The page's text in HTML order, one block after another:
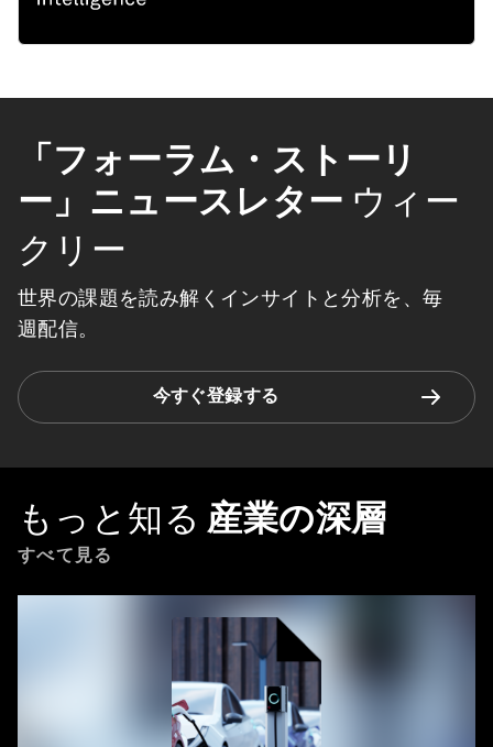
「フォーラム・ストーリ
ー」ニュースレター ウィー
クリー
世界の課題を読み解くインサイトと分析を、毎
週配信。
今すぐ登録する
もっと知る 産業の深層
すべて見る